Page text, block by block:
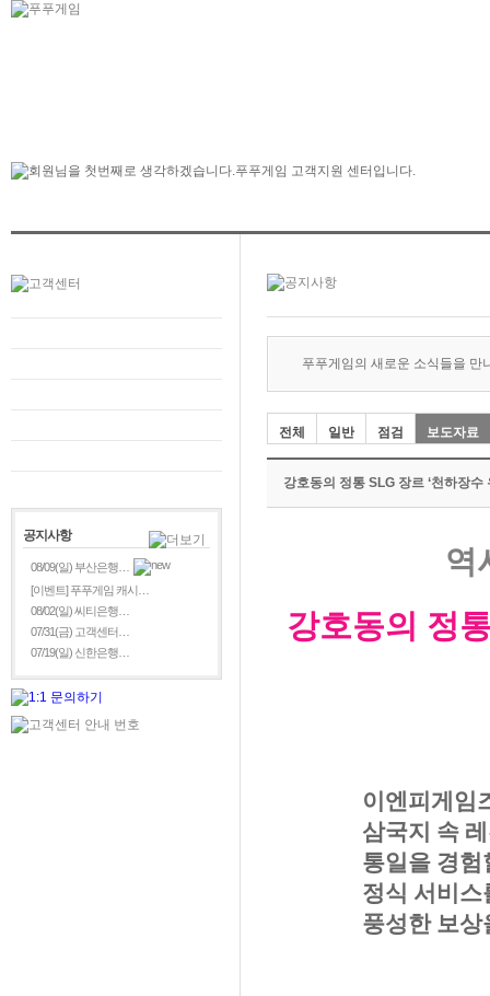
공지사항
08/09(일) 부산은행…
[이벤트] 푸푸게임 캐시…
08/02(일) 씨티은행…
07/31(금) 고객센터…
07/19(일) 신한은행…
푸푸게임의 새로운 소식들을 만
전체 일반 점검 보도자료
강호동의 정통 SLG 장르 ‘천하장수
역
강호동의 정
이엔피게임
삼국지 속
통일을 경험
정식 서비
풍성한 보상